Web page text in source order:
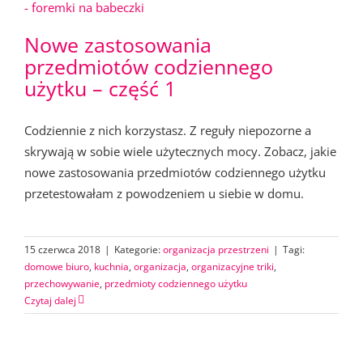
Nowe zastosowania
przedmiotów codziennego
użytku – część 1
Codziennie z nich korzystasz. Z reguły niepozorne a
skrywają w sobie wiele użytecznych mocy. Zobacz, jakie
nowe zastosowania przedmiotów codziennego użytku
przetestowałam z powodzeniem u siebie w domu.
15 czerwca 2018 | Kategorie:organizacja przestrzeni | Tagi:
domowe biuro, kuchnia, organizacja, organizacyjne triki,
przechowywanie, przedmioty codziennego użytku
Czytaj dalej